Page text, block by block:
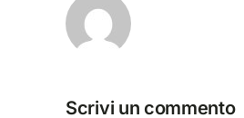
Scrivi un commento